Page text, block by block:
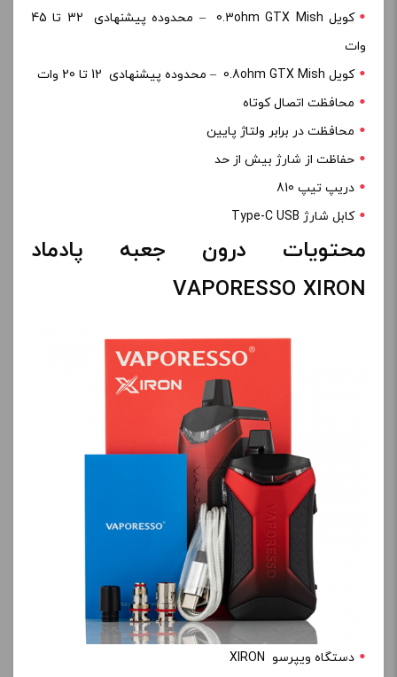
کویل 0.3ohm GTX Mish – محدوده پیشنهادی 32 تا 45
وات
کویل 0.8ohm GTX Mish – محدوده پیشنهادی 12 تا 20 وات
محافظت اتصال کوتاه
محافظت در برابر ولتاژ پایین
حفاظت از شارژ بیش از حد
دریپ تیپ 810
کابل شارژ Type-C USB
محتویات درون جعبه پادماد
VAPORESSO XIRON
دستگاه ویپرسو XIRON